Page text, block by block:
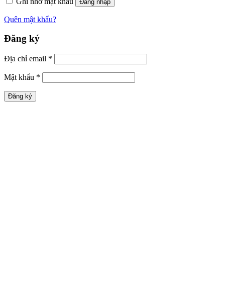
Đăng nhập
Quên mật khẩu?
Đăng ký
Địa chỉ email *
Mật khẩu *
Đăng ký